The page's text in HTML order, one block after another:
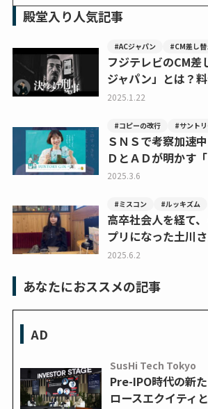
殿堂入り人気記事
#ACジャパン #CM差し
フジテレビのCM差
ジャパン」とは？
2025.1.22
#コピーの改行 #サント
ＳＮＳで考察加速
ＤとＡＤが明かす
2025.3.6
#ミスコン #ルッキズム
高卒社会人を経て
プリになった土川
2025.6.2
あなたにおススメの記事
AD
SusHi Tech Tokyo
Pre-IPO時代の新
ロースエクイティ